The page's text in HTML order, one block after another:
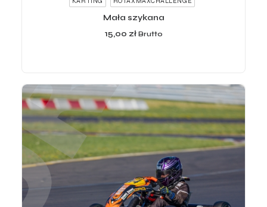
Mała szykana
15,00 zł Brutto